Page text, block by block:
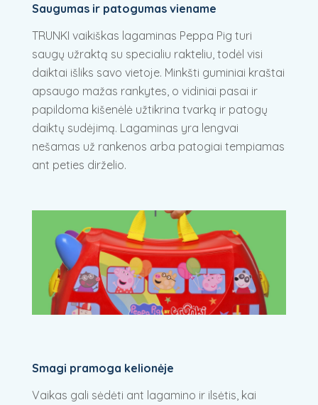
Saugumas ir patogumas viename
TRUNKI vaikiškas lagaminas Peppa Pig turi
saugų užraktą su specialiu rakteliu, todėl visi
daiktai išliks savo vietoje. Minkšti guminiai kraštai
apsaugo mažas rankytes, o vidiniai pasai ir
papildoma kišenėlė užtikrina tvarką ir patogų
daiktų sudėjimą. Lagaminas yra lengvai
nešamas už rankenos arba patogiai tempiamas
ant peties dirželio.
Smagi pramoga kelionėje
Vaikas gali sėdėti ant lagamino ir ilsėtis, kai